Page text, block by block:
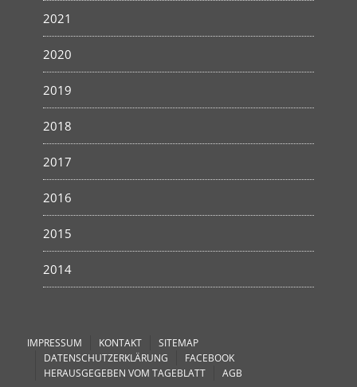
2021
2020
2019
2018
2017
2016
2015
2014
IMPRESSUM KONTAKT
SITEMAP
DATENSCHUTZERKLÄRUNG
FACEBOOK
HERAUSGEGEBEN VOM TAGEBLATT
AGB